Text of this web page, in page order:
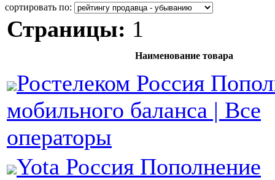
сортировать по:
Страницы: 1
Наименование товара
Ростелеком Россия
мобильного баланса | Все
операторы
Yota Россия Пополнение